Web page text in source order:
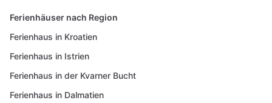
Ferienhäuser nach Region
Ferienhaus in Kroatien
Ferienhaus in Istrien
Ferienhaus in der Kvarner Bucht
Ferienhaus in Dalmatien